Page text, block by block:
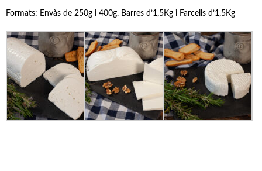
Formats: Envàs de 250g i 400g. Barres d’1,5Kg i Farcells d’1,5Kg